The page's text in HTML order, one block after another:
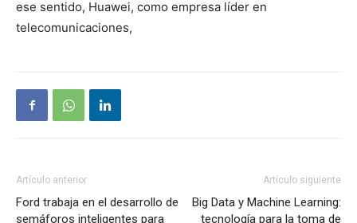
ese sentido, Huawei, como empresa líder en
telecomunicaciones,
Artículo anterior
Ford trabaja en el desarrollo de
semáforos inteligentes para
Artículo siguiente
Big Data y Machine Learning:
tecnología para la toma de